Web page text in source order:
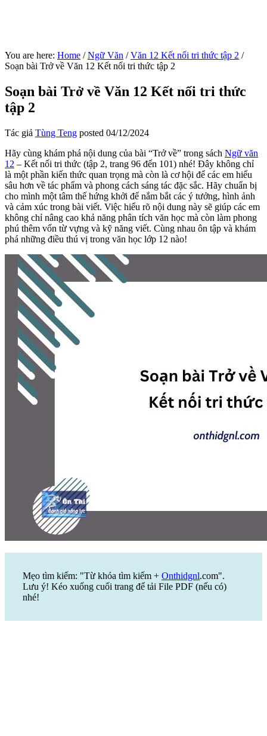
You are here: Home / Ngữ Văn / Văn 12 Kết nối tri thức tập 2 /
Soạn bài Trở về Văn 12 Kết nối tri thức tập 2
Soạn bài Trở về Văn 12 Kết nối tri thức
tập 2
Tác giả Tùng Teng posted 04/12/2024
Hãy cùng khám phá nội dung của bài “Trở về” trong sách Ngữ văn
12 – Kết nối tri thức (tập 2, trang 96 đến 101) nhé! Đây không chỉ
là một phần kiến thức quan trọng mà còn là cơ hội để các em hiểu
sâu hơn về tác phẩm và phong cách sáng tác đặc sắc. Hãy chuẩn bị
cho mình một tâm thế hứng khởi để nắm bắt các ý tưởng, hình ảnh
và cảm xúc trong bài viết. Việc hiểu rõ nội dung này sẽ giúp các em
không chỉ nâng cao khả năng phân tích văn học mà còn làm phong
phú thêm vốn từ vựng và kỹ năng viết. Cùng nhau ôn tập và khám
phá những điều thú vị trong văn học lớp 12 nào!
Mẹo tìm kiếm: "Từ khóa tìm kiếm + Onthidgnl.com".
Lưu ý! Kéo xuống cuối trang để tải File PDF (nếu có)
nhé!